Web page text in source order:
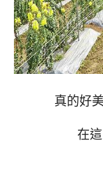
真的好
在